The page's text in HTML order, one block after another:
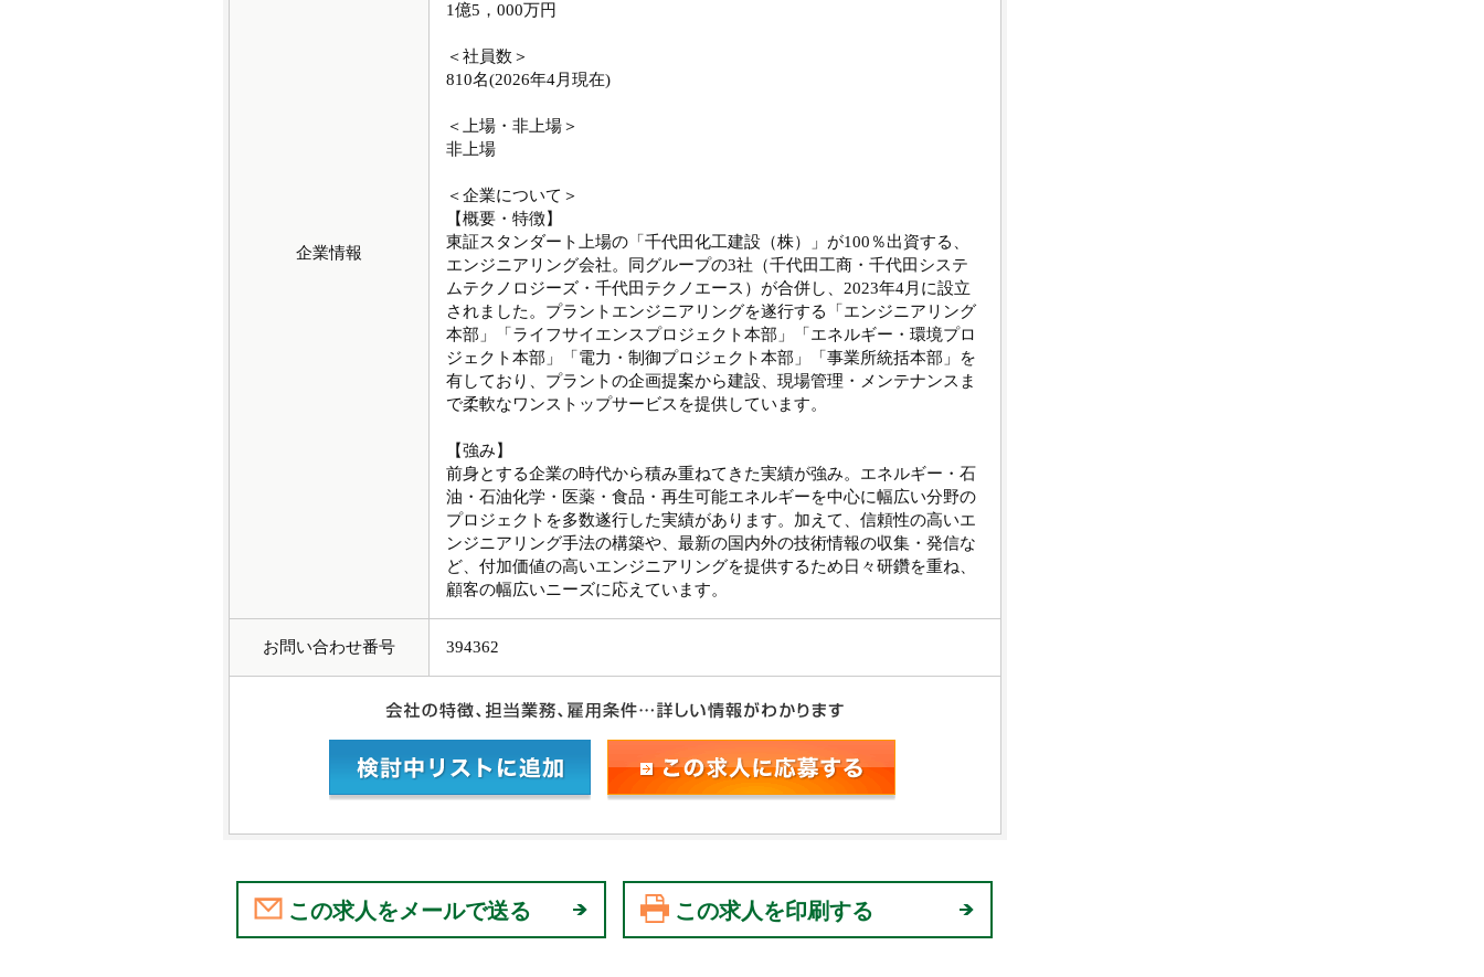
企業情報
1億5，000万円
＜社員数＞
810名(2026年4月現在)
＜上場・非上場＞
非上場
＜企業について＞
【概要・特徴】
東証スタンダート上場の「千代田化工建設（株）」が100％出資する、
エンジニアリング会社。同グループの3社（千代田工商・千代田システ
ムテクノロジーズ・千代田テクノエース）が合併し、2023年4月に設立
されました。プラントエンジニアリングを遂行する「エンジニアリング
本部」「ライフサイエンスプロジェクト本部」「エネルギー・環境プロ
ジェクト本部」「電力・制御プロジェクト本部」「事業所統括本部」を
有しており、プラントの企画提案から建設、現場管理・メンテナンスま
で柔軟なワンストップサービスを提供しています。
【強み】
前身とする企業の時代から積み重ねてきた実績が強み。エネルギー・石
油・石油化学・医薬・食品・再生可能エネルギーを中心に幅広い分野の
プロジェクトを多数遂行した実績があります。加えて、信頼性の高いエ
ンジニアリング手法の構築や、最新の国内外の技術情報の収集・発信な
ど、付加価値の高いエンジニアリングを提供するため日々研鑽を重ね、
顧客の幅広いニーズに応えています。
お問い合わせ番号 394362
この求人をメールで送る この求人を印刷する